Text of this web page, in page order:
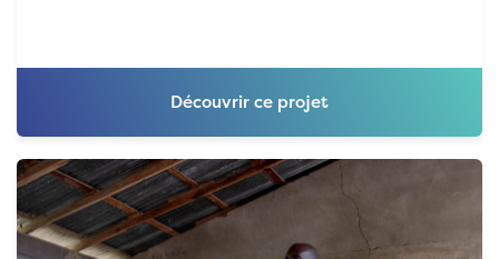
Découvrir ce projet